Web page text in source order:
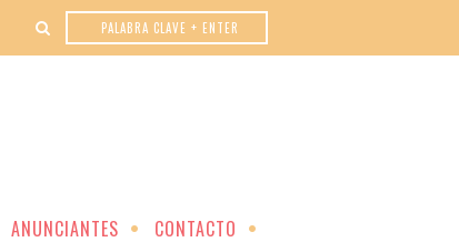
ANUNCIANTES CONTACTO